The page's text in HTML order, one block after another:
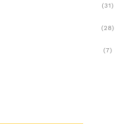
(31)
(28)
(7)